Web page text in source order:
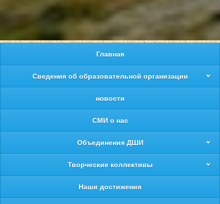
Главная
Сведения об образовательной организации
новости
СМИ о нас
Объединения ДШИ
Творческие коллективы
Наши достижения